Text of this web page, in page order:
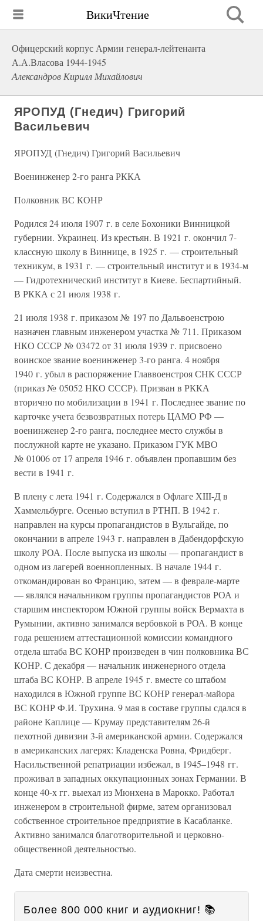
ВикиЧтение
Офицерский корпус Армии генерал-лейтенанта
А.А.Власова 1944-1945
Александров Кирилл Михайлович
ЯРОПУД (Гнедич) Григорий
Васильевич
ЯРОПУД (Гнедич) Григорий Васильевич
Военинженер 2-го ранга РККА
Полковник ВС КОНР
Родился 24 июля 1907 г. в селе Бохоники Винницкой
губернии. Украинец. Из крестьян. В 1921 г. окончил 7-
классную школу в Виннице, в 1925 г. — строительный
техникум, в 1931 г. — строительный институт и в 1934-м
— Гидротехнический институт в Киеве. Беспартийный.
В РККА с 21 июля 1938 г.
21 июля 1938 г. приказом № 197 по Дальвоенстрою
назначен главным инженером участка № 711. Приказом
НКО СССР № 03472 от 31 июля 1939 г. присвоено
воинское звание военинженер 3-го ранга. 4 ноября
1940 г. убыл в распоряжение Главвоенстроя СНК СССР
(приказ № 05052 НКО СССР). Призван в РККА
вторично по мобилизации в 1941 г. Последнее звание по
карточке учета безвозвратных потерь ЦАМО РФ —
военинженер 2-го ранга, последнее место службы в
послужной карте не указано. Приказом ГУК МВО
№ 01006 от 17 апреля 1946 г. объявлен пропавшим без
вести в 1941 г.
В плену с лета 1941 г. Содержался в Офлаге ХIII-Д в
Хаммельбурге. Осенью вступил в РТНП. В 1942 г.
направлен на курсы пропагандистов в Вульгайде, по
окончании в апреле 1943 г. направлен в Дабендорфскую
школу РОА. После выпуска из школы — пропагандист в
одном из лагерей военнопленных. В начале 1944 г.
откомандирован во Францию, затем — в феврале-марте
— являлся начальником группы пропагандистов РОА и
старшим инспектором Южной группы войск Вермахта в
Румынии, активно занимался вербовкой в РОА. В конце
года решением аттестационной комиссии командного
отдела штаба ВС КОНР произведен в чин полковника ВС
КОНР. С декабря — начальник инженерного отдела
штаба ВС КОНР. В апреле 1945 г. вместе со штабом
находился в Южной группе ВС КОНР генерал-майора
ВС КОНР Ф.И. Трухина. 9 мая в составе группы сдался в
районе Каплице — Крумау представителям 26-й
пехотной дивизии 3-й американской армии. Содержался
в американских лагерях: Кладенска Ровна, Фридберг.
Насильственной репатриации избежал, в 1945–1948 гг.
проживал в западных оккупационных зонах Германии. В
конце 40-х гг. выехал из Мюнхена в Марокко. Работал
инженером в строительной фирме, затем организовал
собственное строительное предприятие в Касабланке.
Активно занимался благотворительной и церковно-
общественной деятельностью.
Дата смерти неизвестна.
Более 800 000 книг и аудиокниг! 📚